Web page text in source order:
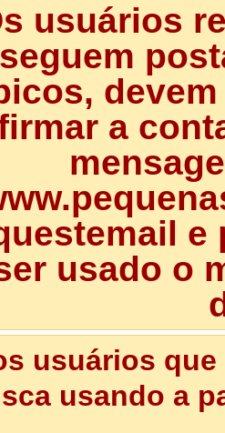
usuários
a
usado o
usuários
usando a